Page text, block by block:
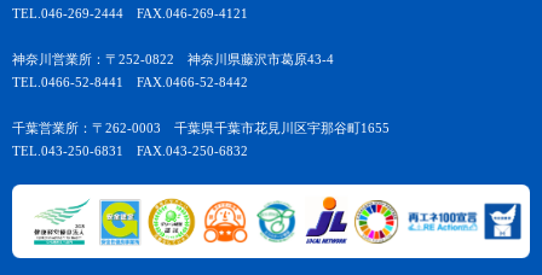
TEL.046-269-2444 FAX.046-269-4121
神奈川営業所：〒252-0822 神奈川県藤沢市葛原43-4
TEL.0466-52-8441 FAX.0466-52-8442
千葉営業所：〒262-0003 千葉県千葉市花見川区宇那谷町1655
TEL.043-250-6831 FAX.043-250-6832